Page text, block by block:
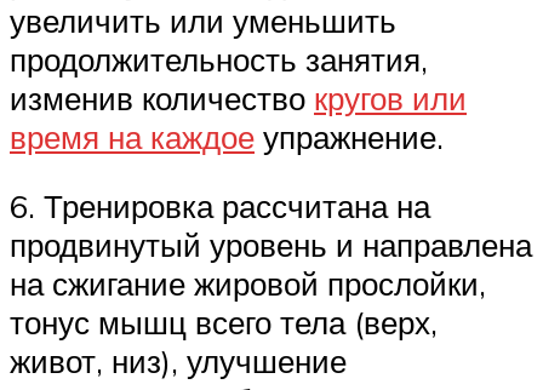
увеличить или уменьшить
продолжительность занятия,
изменив количество кругов или
время на каждое упражнение.
6. Тренировка рассчитана на
продвинутый уровень и направлена
на сжигание жировой прослойки,
тонус мышц всего тела (верх,
живот, низ), улучшение